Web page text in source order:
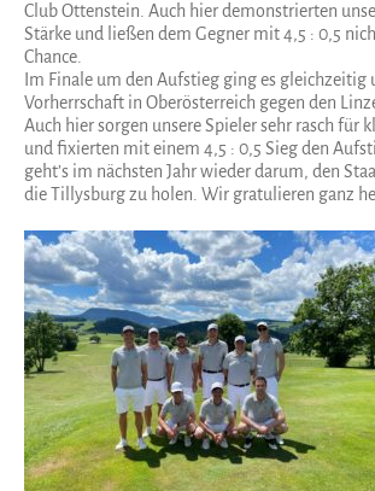
Club Ottenstein. Auch hier demonstrierten
Stärke und ließen dem Gegner mit 4,5 : 0,5
Chance.
Im Finale um den Aufstieg ging es gleichzeitig
Vorherrschaft in Oberösterreich gegen den
Auch hier sorgen unsere Spieler sehr rasch für
und fixierten mit einem 4,5 : 0,5 Sieg den
geht’s im nächsten Jahr wieder darum, den
die Tillysburg zu holen. Wir gratulieren ganz